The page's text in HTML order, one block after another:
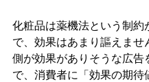
化粧品は薬機法という制約
で、効果はあまり謳えませ
側が効果がありそうな広告
で、消費者に「効果の期待